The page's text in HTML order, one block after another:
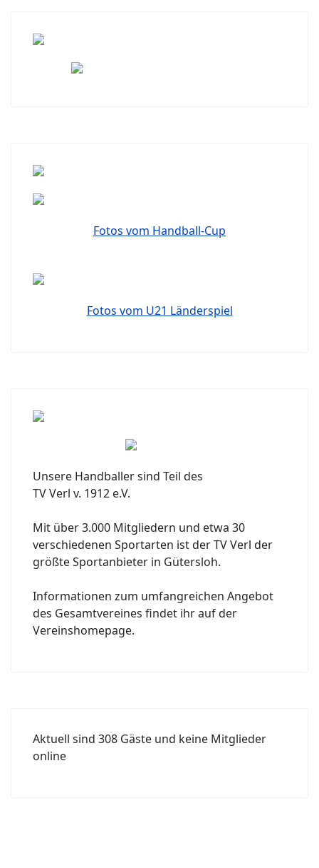
Fotos vom Handball-Cup
Fotos vom U21 Länderspiel
Unsere Handballer sind Teil des
TV Verl v. 1912 e.V.
Mit über 3.000 Mitgliedern und etwa 30
verschiedenen Sportarten ist der TV Verl der
größte Sportanbieter in Gütersloh.
Informationen zum umfangreichen Angebot
des Gesamtvereines findet ihr auf der
Vereinshomepage.
Aktuell sind 308 Gäste und keine Mitglieder
online